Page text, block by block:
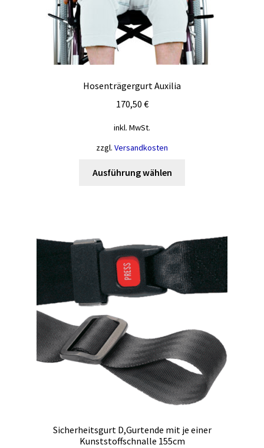
Hosenträgergurt Auxilia
170,50 €
inkl. MwSt.
zzgl. Versandkosten
Ausführung wählen
auf.
Die
Optionen
können
Produktseite
gewählt
werden
Sicherheitsgurt D,Gurtende mit je einer
Kunststoffschnalle 155cm